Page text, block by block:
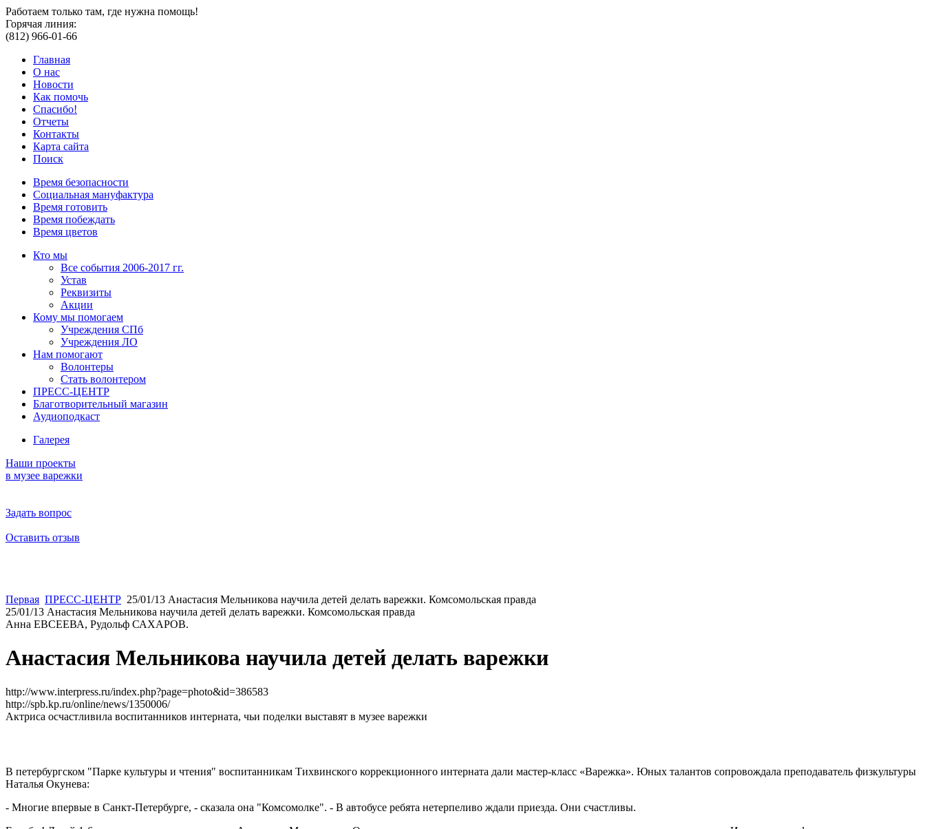
Работаем только там, где нужна помощь!
Горячая линия:
(812) 966-01-66
Главная
О нас
Новости
Как помочь
Спасибо!
Отчеты
Контакты
Карта сайта
Поиск
Время безопасности
Социальная мануфактура
Время готовить
Время побеждать
Время цветов
Кто мы
Все события 2006-2017 гг.
Устав
Реквизиты
Акции
Кому мы помогаем
Учреждения СПб
Учреждения ЛО
Нам помогают
Волонтеры
Стать волонтером
ПРЕСС-ЦЕНТР
Благотворительный магазин
Аудиоподкаст
Галерея
Наши проекты
в музее варежки
Задать вопрос
Оставить отзыв
Первая ПРЕСС-ЦЕНТР 25/01/13 Анастасия Мельникова научила детей делать варежки. Комсомольская правда
25/01/13 Анастасия Мельникова научила детей делать варежки. Комсомольская правда
Анна ЕВСЕЕВА, Рудольф САХАРОВ.
Анастасия Мельникова научила детей делать варежки
http://www.interpress.ru/index.php?page=photo&id=386583
http://spb.kp.ru/online/news/1350006/
Актриса осчастливила воспитанников интерната, чьи поделки выставят в музее варежки
В петербургском "Парке культуры и чтения" воспитанникам Тихвинского коррекционного интерната дали мастер-класс «Варежка». Юных талантов сопровождала преподаватель физкультуры
Наталья Окунева:
- Многие впервые в Санкт-Петербурге, - сказала она "Комсомолке". - В автобусе ребята нетерпеливо ждали приезда. Они счастливы.